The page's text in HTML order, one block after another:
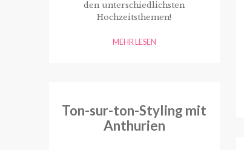
den unterschiedlichsten
Hochzeitsthemen!
MEHR LESEN
Ton-sur-ton-Styling mit
Anthurien